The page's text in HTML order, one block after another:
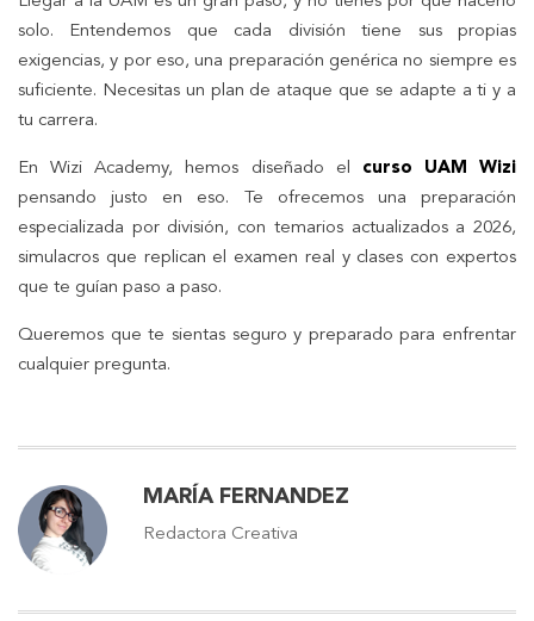
solo. Entendemos que cada división tiene sus propias
exigencias, y por eso, una preparación genérica no siempre es
suficiente. Necesitas un plan de ataque que se adapte a ti y a
tu carrera.
En Wizi Academy, hemos diseñado el curso UAM Wizi
pensando justo en eso. Te ofrecemos una preparación
especializada por división, con temarios actualizados a 2026,
simulacros que replican el examen real y clases con expertos
que te guían paso a paso.
Queremos que te sientas seguro y preparado para enfrentar
cualquier pregunta.
MARÍA FERNANDEZ
Redactora Creativa